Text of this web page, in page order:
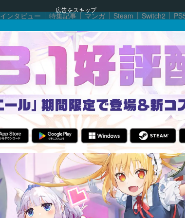
広告をスキップ
インタビュー 特集記事 マンガ Steam Switch2